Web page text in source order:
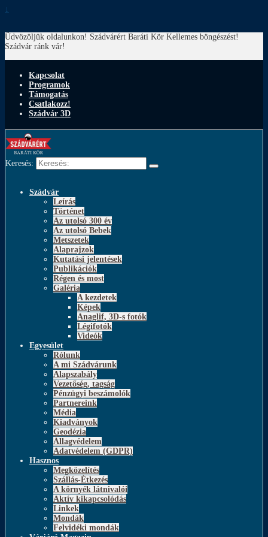
↓
Üdvözöljük oldalunkon! Szádvárért Baráti Kör Kellemes böngészést!
Szádvár ránk vár!
Kapcsolat
Programok
Támogatás
Csatlakozz!
Szádvár 3D
Keresés:
Szádvár
Leírás
Történet
Az utolsó 300 év
Az utolsó Bebek
Metszetek
Alaprajzok
Kutatási jelentések
Publikációk
Régen és most
Galéria
A kezdetek
Képek
Anaglif, 3D-s fotók
Légifotók
Videók
Egyesület
Rólunk
A mi Szádvárunk
Alapszabály
Vezetőség, tagság
Pénzügyi beszámolók
Partnereink
Média
Kiadványok
Geodézia
Állagvédelem
Adatvédelem (GDPR)
Hasznos
Megközelítés
Szállás-Étkezés
A környék látnivalói
Aktív kikapcsolódás
Linkek
Mondák
Felvidéki mondák